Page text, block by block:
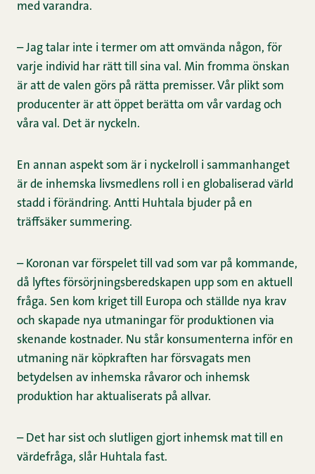
med varandra.
– Jag talar inte i termer om att omvända någon, för
varje individ har rätt till sina val. Min fromma önskan
är att de valen görs på rätta premisser. Vår plikt som
producenter är att öppet berätta om vår vardag och
våra val. Det är nyckeln.
En annan aspekt som är i nyckelroll i sammanhanget
är de inhemska livsmedlens roll i en globaliserad värld
stadd i förändring. Antti Huhtala bjuder på en
träffsäker summering.
– Koronan var förspelet till vad som var på kommande,
då lyftes försörjningsberedskapen upp som en aktuell
fråga. Sen kom kriget till Europa och ställde nya krav
och skapade nya utmaningar för produktionen via
skenande kostnader. Nu står konsumenterna inför en
utmaning när köpkraften har försvagats men
betydelsen av inhemska råvaror och inhemsk
produktion har aktualiserats på allvar.
– Det har sist och slutligen gjort inhemsk mat till en
värdefråga, slår Huhtala fast.